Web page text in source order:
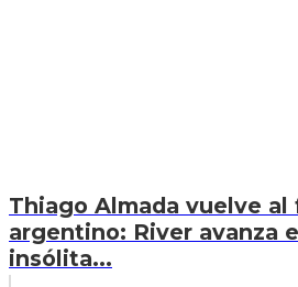
Thiago Almada vuelve al
argentino: River avanza
insólita...